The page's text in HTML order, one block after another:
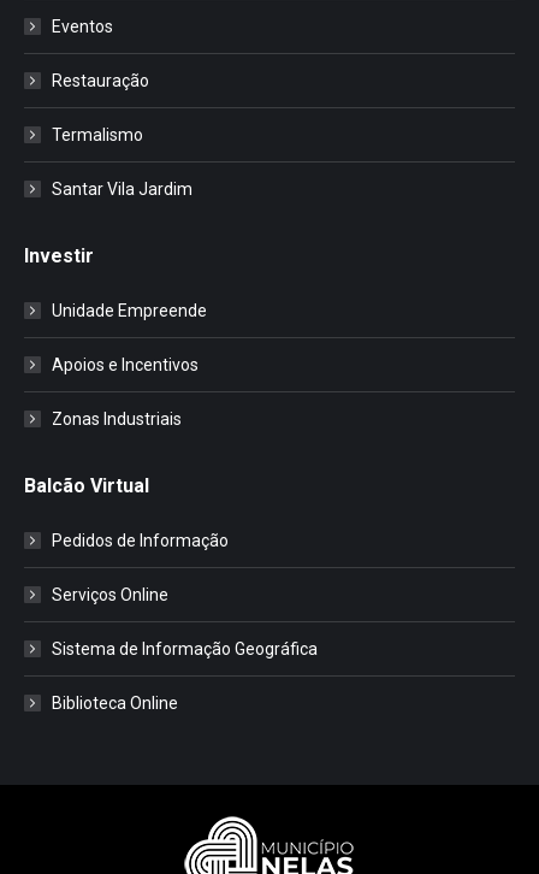
Eventos
Restauração
Termalismo
Santar Vila Jardim
Investir
Unidade Empreende
Apoios e Incentivos
Zonas Industriais
Balcão Virtual
Pedidos de Informação
Serviços Online
Sistema de Informação Geográfica
Biblioteca Online